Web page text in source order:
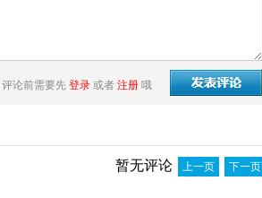
评论前需要先 登录 或者 注册 哦
暂无评论 上一页 下一页